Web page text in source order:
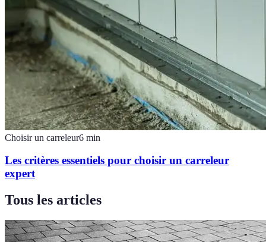
Choisir un carreleur6 min
Les critères essentiels pour choisir un carreleur
expert
Tous les articles